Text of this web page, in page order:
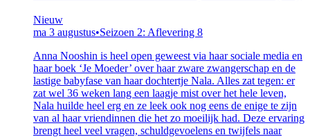
Nieuw
ma 3 augustus•Seizoen 2: Aflevering 8
Anna Nooshin is heel open geweest via haar sociale media en
haar boek ‘Je Moeder’ over haar zware zwangerschap en de
lastige babyfase van haar dochtertje Nala. Alles zat tegen: er
zat wel 36 weken lang een laagje mist over het hele leven,
Nala huilde heel erg en ze leek ook nog eens de enige te zijn
van al haar vriendinnen die het zo moeilijk had. Deze ervaring
brengt heel veel vragen, schuldgevoelens en twijfels naar